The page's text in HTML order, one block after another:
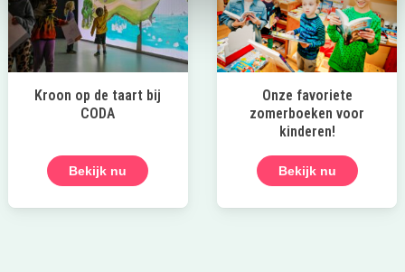
Kroon op de taart bij
CODA
Bekijk nu
Onze favoriete
zomerboeken voor
kinderen!
Bekijk nu